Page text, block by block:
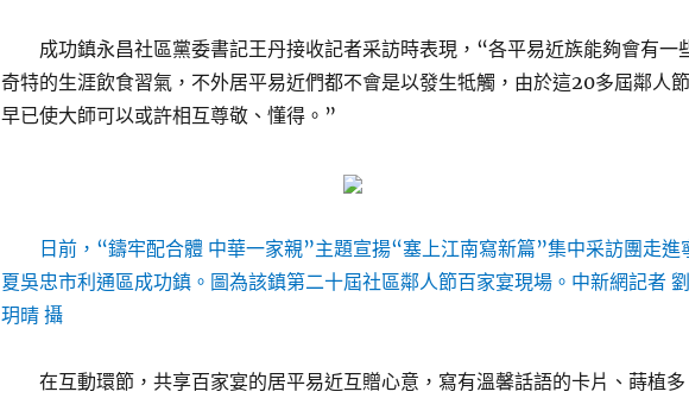
成功鎮永昌社區黨委書記王丹接收記者采訪時表現，“各平易近族能夠會有一
奇特的生涯飲食習氣，不外居平易近們都不會是以發生牴觸，由於這20多屆鄰人節
早已使大師可以或許相互尊敬、懂得。”
日前，“鑄牢配合體 中華一家親”主題宣揚“塞上江南寫新篇”集中采訪團走進
夏吳忠市利通區成功鎮。圖為該鎮第二十屆社區鄰人節百家宴現場。中新網記者 劉
玥晴 攝
在互動環節，共享百家宴的居平易近互贈心意，寫有溫馨話語的卡片、蒔植多